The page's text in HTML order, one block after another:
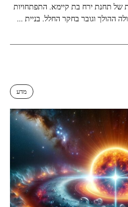
של תחנת ירח בת קיימא. התפתחויות
ההולך וגובר בחקר החלל. בניית ...
מדע